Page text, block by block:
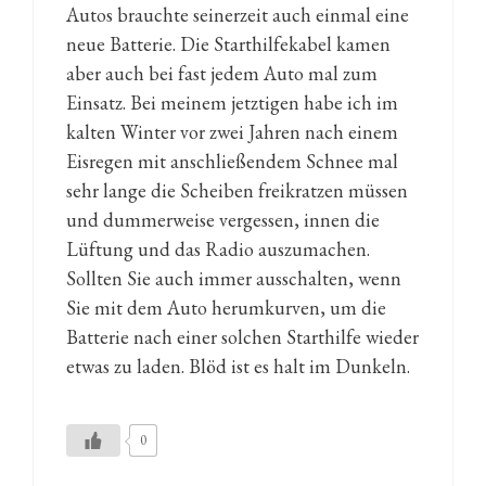
Autos brauchte seinerzeit auch einmal eine
neue Batterie. Die Starthilfekabel kamen
aber auch bei fast jedem Auto mal zum
Einsatz. Bei meinem jetztigen habe ich im
kalten Winter vor zwei Jahren nach einem
Eisregen mit anschließendem Schnee mal
sehr lange die Scheiben freikratzen müssen
und dummerweise vergessen, innen die
Lüftung und das Radio auszumachen.
Sollten Sie auch immer ausschalten, wenn
Sie mit dem Auto herumkurven, um die
Batterie nach einer solchen Starthilfe wieder
etwas zu laden. Blöd ist es halt im Dunkeln.
0